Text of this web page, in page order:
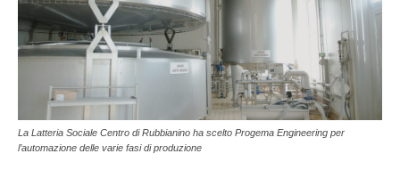
La Latteria Sociale Centro di Rubbianino ha scelto Progema Engineering per
l’automazione delle varie fasi di produzione